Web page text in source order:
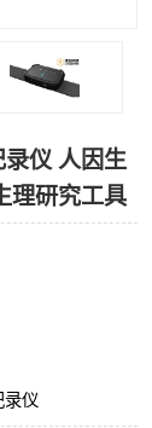
仪 人因生
理研究工具
录仪